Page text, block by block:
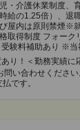
・介護休業制度、
給の1.25倍）、退
屋内は原則禁煙※
取得制度 フォーク
験料補助あり ※当
り！＜勤務実績に
問い合わせくださ
です。